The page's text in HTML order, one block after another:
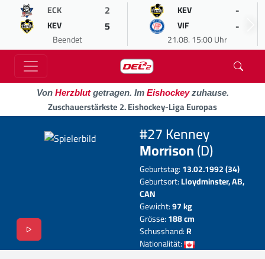
ECK 2
KEV 5
Beendet
KEV -
VIF -
21.08. 15:00 Uhr
Von Herzblutgetragen. Im Eishockeyzuhause.
Zuschauerstärkste 2. Eishockey-Liga Europas
#27 Kenney
Morrison(D)
Geburtstag:13.02.1992 (34)
Geburtsort:Lloydminster, AB,
CAN
Gewicht:97 kg
Grösse:188 cm
Schusshand:R
Nationalität: